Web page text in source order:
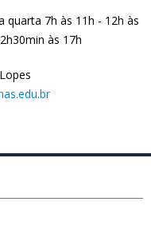
quarta 7h às 11h - 12h às
às 17h